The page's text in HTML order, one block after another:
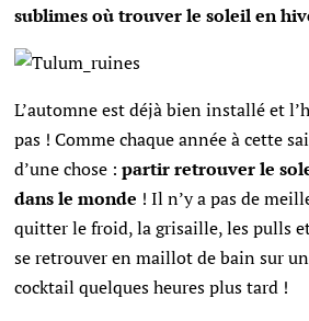
sublimes où trouver le soleil en
L’automne est déjà bien installé et
pas ! Comme chaque année à cette
d’une chose :partir retrouver le
dans le monde ! Il n’y a pas de
quitter le froid, la grisaille, les pulls
se retrouver en maillot de bain sur
cocktail quelques heures plus tard !